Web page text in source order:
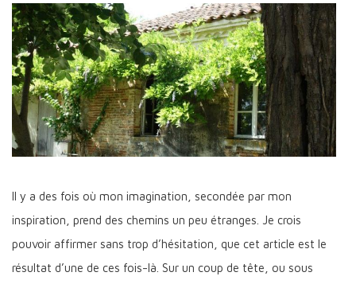
Il y a des fois où mon imagination, secondée par mon
inspiration, prend des chemins un peu étranges. Je crois
pouvoir affirmer sans trop d’hésitation, que cet article est le
résultat d’une de ces fois-là. Sur un coup de tête, ou sous